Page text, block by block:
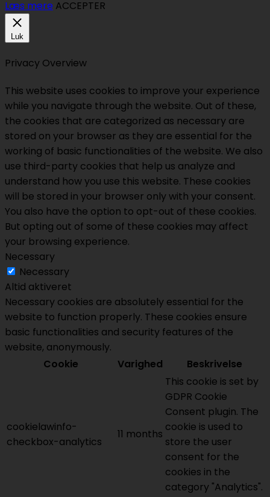
Læs mere ACCEPTER
Luk
Privacy Overview
This website uses cookies to improve your experience
while you navigate through the website. Out of these,
the cookies that are categorized as necessary are
stored on your browser as they are essential for the
working of basic functionalities of the website. We also
use third-party cookies that help us analyze and
understand how you use this website. These cookies
will be stored in your browser only with your consent.
You also have the option to opt-out of these cookies.
But opting out of some of these cookies may affect
your browsing experience.
Necessary
Necessary
Altid aktiveret
Necessary cookies are absolutely essential for the
website to function properly. These cookies ensure
basic functionalities and security features of the
website, anonymously.
Cookie
Varighed Beskrivelse
cookielawinfo-
checkbox-analytics
11 months
This cookie is set by
GDPR Cookie
Consent plugin. The
cookie is used to
store the user
consent for the
cookies in the
category "Analytics".